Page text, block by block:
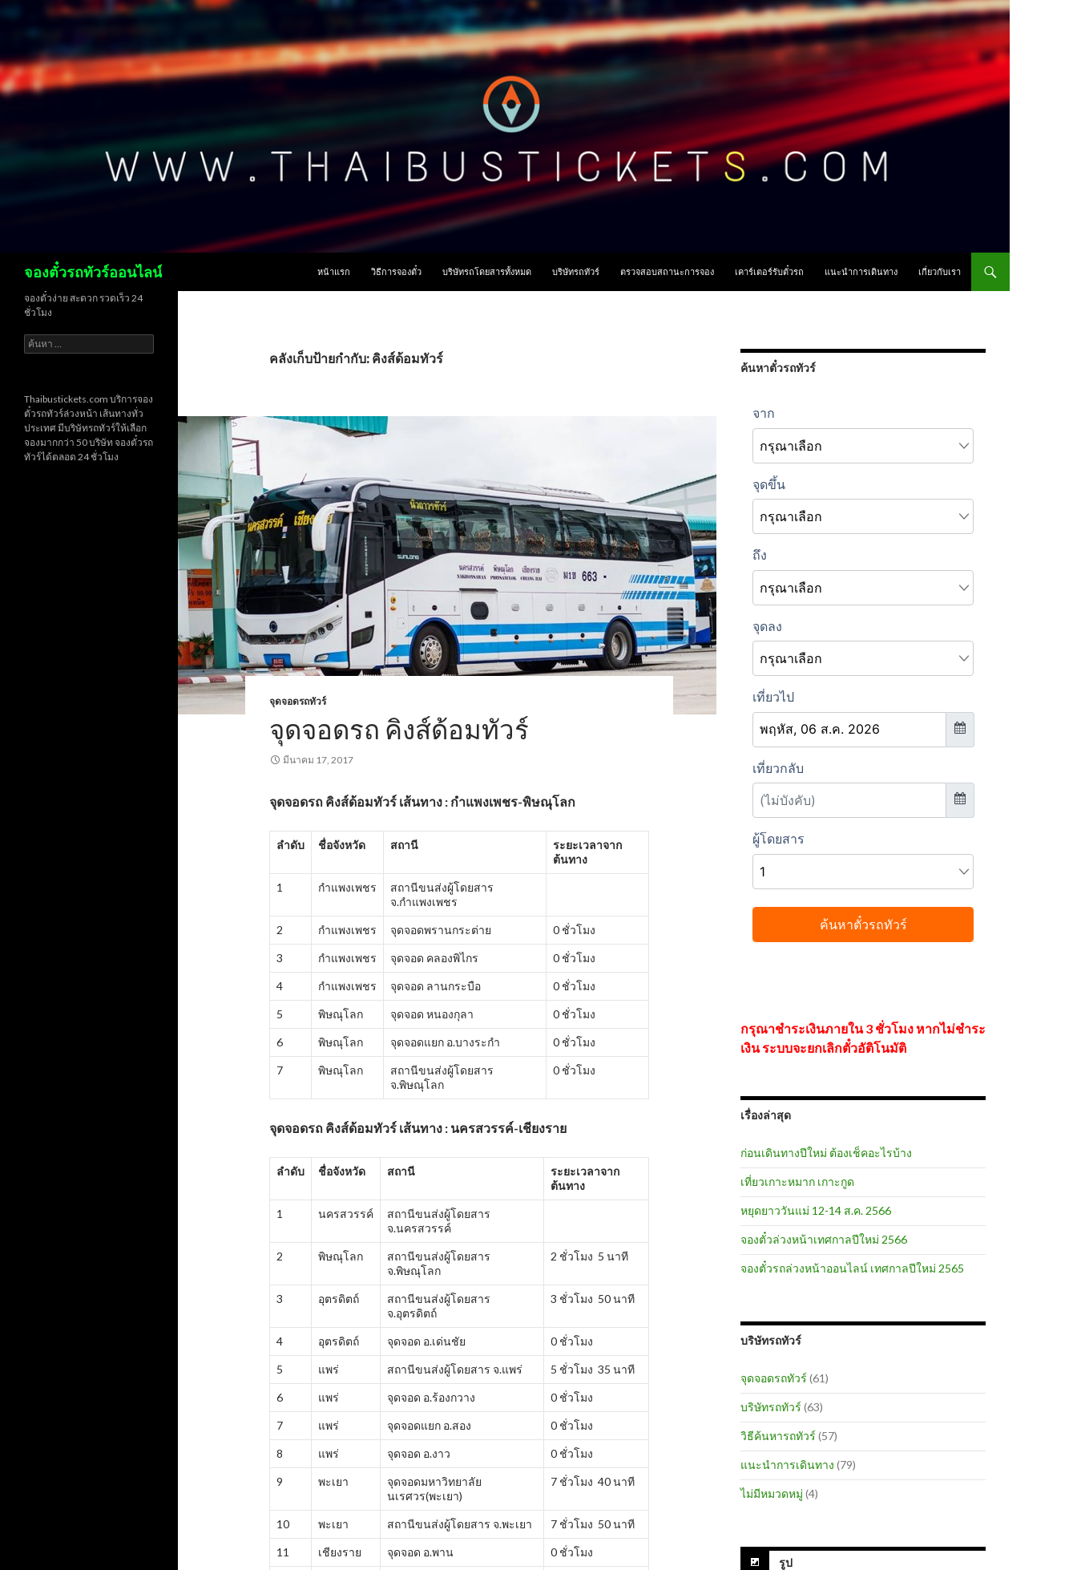
จองตั๋วรถทัวร์ออนไลน์
หน้าแรก
วิธีการจองตั๋ว บริษัทรถโดยสารทั้งหมด บริษัทรถทัวร์ ตรวจสอบสถานะการจอง เคาร์เตอร์รับตั๋วรถ แนะนำการเดินทาง เกี่ยวกับเรา
คลังเก็บป้ายกำกับ: คิงส์ด้อมทัวร์
จุดจอดรถทัวร์
จุดจอดรถ คิงส์ด้อมทัวร์
มีนาคม 17, 2017
จุดจอดรถ คิงส์ด้อมทัวร์ เส้นทาง : กำแพงเพชร-พิษณุโลก
ลำดับ ชื่อจังหวัด สถานี
ระยะเวลาจาก
ต้นทาง
1 กำแพงเพชร
สถานีขนส่งผู้โดยสาร
จ.กำแพงเพชร
2 กำแพงเพชร จุดจอดพรานกระต่าย 0 ชั่วโมง
3 กำแพงเพชร จุดจอด คลองพิไกร 0 ชั่วโมง
4 กำแพงเพชร จุดจอด ลานกระบือ 0 ชั่วโมง
5 พิษณุโลก จุดจอด หนองกุลา 0 ชั่วโมง
6 พิษณุโลก จุดจอดแยก อ.บางระกำ 0 ชั่วโมง
7 พิษณุโลก
สถานีขนส่งผู้โดยสาร
จ.พิษณุโลก
0 ชั่วโมง
จุดจอดรถ คิงส์ด้อมทัวร์ เส้นทาง : นครสวรรค์-เชียงราย
ลำดับ ชื่อจังหวัด สถานี
ระยะเวลาจาก
ต้นทาง
1 นครสวรรค์
สถานีขนส่งผู้โดยสาร
จ.นครสวรรค์
2 พิษณุโลก
สถานีขนส่งผู้โดยสาร
จ.พิษณุโลก
2 ชั่วโมง 5 นาที
3 อุตรดิตถ์
สถานีขนส่งผู้โดยสาร
จ.อุตรดิตถ์
3 ชั่วโมง 50 นาที
4 อุตรดิตถ์ จุดจอด อ.เด่นชัย 0 ชั่วโมง
5 แพร่ สถานีขนส่งผู้โดยสาร จ.แพร่ 5 ชั่วโมง 35 นาที
6 แพร่ จุดจอด อ.ร้องกวาง 0 ชั่วโมง
7 แพร่ จุดจอดแยก อ.สอง 0 ชั่วโมง
8 แพร่ จุดจอด อ.งาว 0 ชั่วโมง
9 พะเยา
จุดจอดมหาวิทยาลัย
นเรศวร(พะเยา)
7 ชั่วโมง 40 นาที
10 พะเยา สถานีขนส่งผู้โดยสาร จ.พะเยา 7 ชั่วโมง 50 นาที
11 เชียงราย จุดจอด อ.พาน 0 ชั่วโมง
ค้นหาตั๋วรถทัวร์
กรุณาชำระเงินภายใน 3 ชั่วโมง หากไม่ชำระ
เงิน ระบบจะยกเลิกตั๋วอัติโนมัติ
เรื่องล่าสุด
ก่อนเดินทางปีใหม่ ต้องเช็คอะไรบ้าง
เที่ยวเกาะหมาก เกาะกูด
หยุดยาววันแม่ 12-14 ส.ค. 2566
จองตั๋วล่วงหน้าเทศกาลปีใหม่ 2566
จองตั๋วรถล่วงหน้าออนไลน์ เทศกาลปีใหม่ 2565
บริษัทรถทัวร์
จุดจอดรถทัวร์ (61)
บริษัทรถทัวร์ (63)
วิธีค้นหารถทัวร์ (57)
แนะนำการเดินทาง (79)
ไม่มีหมวดหมู่ (4)
รูป
จองตั๋วง่าย สะดวก รวดเร็ว 24
ชั่วโมง
ค้นหา
สำหรับ:
Thaibustickets.com บริการจอง
ตั๋วรถทัวร์ล่วงหน้า เส้นทางทั่ว
ประเทศ มีบริษัทรถทัวร์ให้เลือก
จองมากกว่า 50 บริษัท จองตั๋วรถ
ทัวร์ได้ตลอด 24 ชั่วโมง